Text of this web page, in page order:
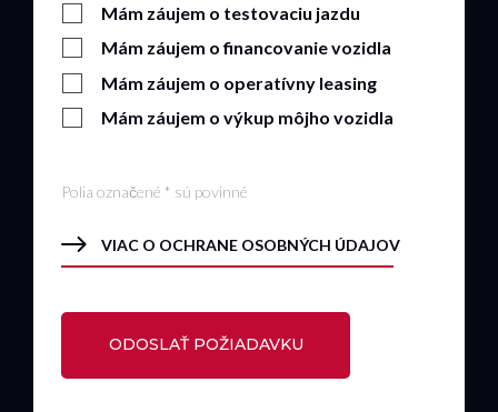
Mám záujem o testovaciu jazdu
Mám záujem o financovanie vozidla
Mám záujem o operatívny leasing
Mám záujem o výkup môjho vozidla
Polia označené * sú povinné
VIAC O OCHRANE OSOBNÝCH ÚDAJOV